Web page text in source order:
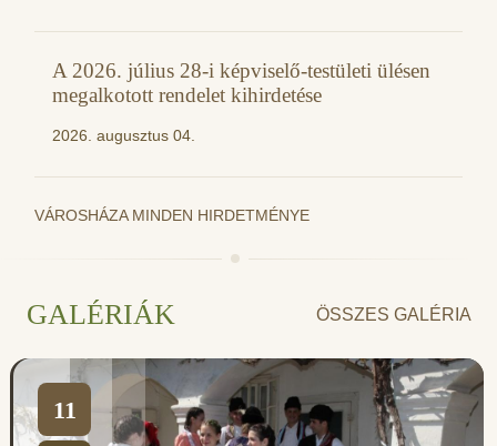
A 2026. július 28-i képviselő-testületi ülésen
megalkotott rendelet kihirdetése
2026. augusztus 04.
VÁROSHÁZA MINDEN HIRDETMÉNYE
GALÉRIÁK ÖSSZES GALÉRIA
11